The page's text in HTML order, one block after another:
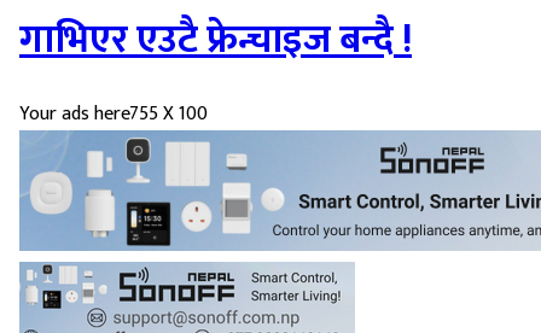
गाभिएर एउटै फ्रेन्चाइज बन्दै !
Your ads here755 X 100